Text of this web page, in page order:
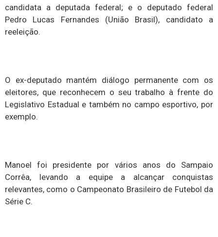
candidata a deputada federal; e o deputado federal
Pedro Lucas Fernandes (União Brasil), candidato a
reeleição.
O ex-deputado mantém diálogo permanente com os
eleitores, que reconhecem o seu trabalho à frente do
Legislativo Estadual e também no campo esportivo, por
exemplo.
Manoel foi presidente por vários anos do Sampaio
Corrêa, levando a equipe a alcançar conquistas
relevantes, como o Campeonato Brasileiro de Futebol da
Série C.